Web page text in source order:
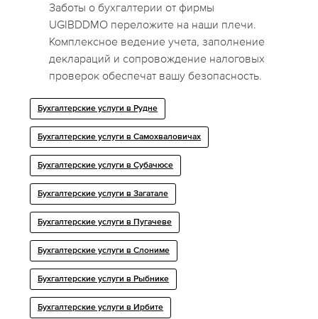
Заботы о бухгалтерии от фирмы
UGIBDDMO переложите на наши плечи.
Комплексное ведение учета, заполнение
деклараций и сопровождение налоговых
проверок обеспечат вашу безопасность.
Бухгалтерские услуги в Рудне
Бухгалтерские услуги в Самохваловичах
Бухгалтерские услуги в Субачюсе
Бухгалтерские услуги в Загатале
Бухгалтерские услуги в Пугачеве
Бухгалтерские услуги в Слониме
Бухгалтерские услуги в Рыбнике
Бухгалтерские услуги в Ирбите